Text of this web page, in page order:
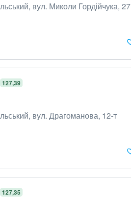
вул. Миколи Гордійчука, 27
127,39
вул. Драгоманова, 12-т
127,35